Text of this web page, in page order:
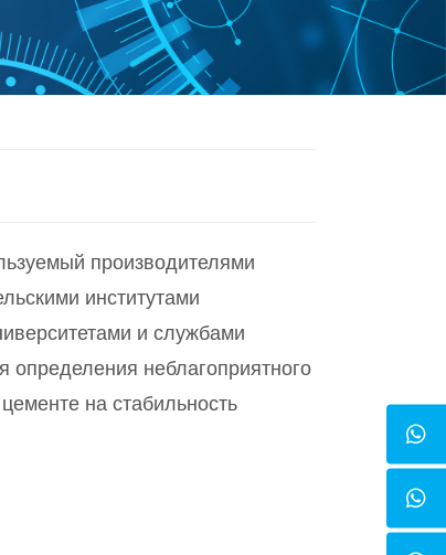
производителями
институтами
и службами
определения неблагоприятного
на стабильность